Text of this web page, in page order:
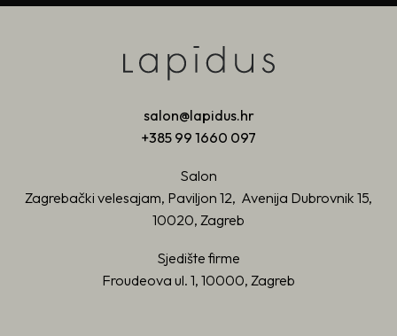
salon@lapidus.hr
+385 99 1660 097
Salon
Zagrebački velesajam, Paviljon 12, Avenija Dubrovnik 15,
10020, Zagreb
Sjedište firme
Froudeova ul. 1, 10000, Zagreb